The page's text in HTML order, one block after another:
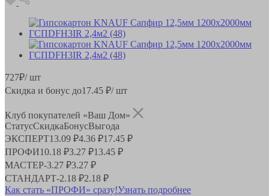
727₽/ шт
Скидка и бонус до17.45 ₽/ шт
Клуб покупателей «Ваш Дом»
СтатусСкидкаБонусВыгода
ЭКСПЕРТ13.09 ₽4.36 ₽17.45 ₽
ПРОФИ10.18 ₽3.27 ₽13.45 ₽
МАСТЕР-3.27 ₽3.27 ₽
СТАНДАРТ-2.18 ₽2.18 ₽
Как стать «ПРОФИ» сразу!Узнать подробнее